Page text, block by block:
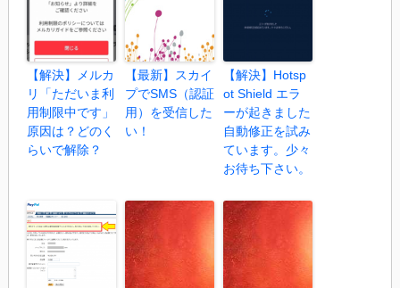
【解決】メルカ
リ「ただいま利
用制限中です」
原因は？どのく
らいで解除？
【最新】スカイ
プでSMS（認証
用）を受信した
い！
【解決】Hotsp
ot Shield エラ
ーが起きました
自動修正を試み
ています。少々
お待ち下さい。